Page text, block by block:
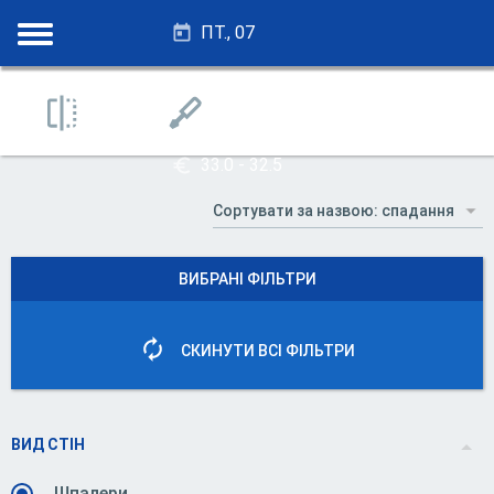
ПТ., 07
28.25 - 27.75
33.0 - 32.5
ВИБРАНІ ФІЛЬТРИ
СКИНУТИ ВСІ ФІЛЬТРИ
ВИД СТІН